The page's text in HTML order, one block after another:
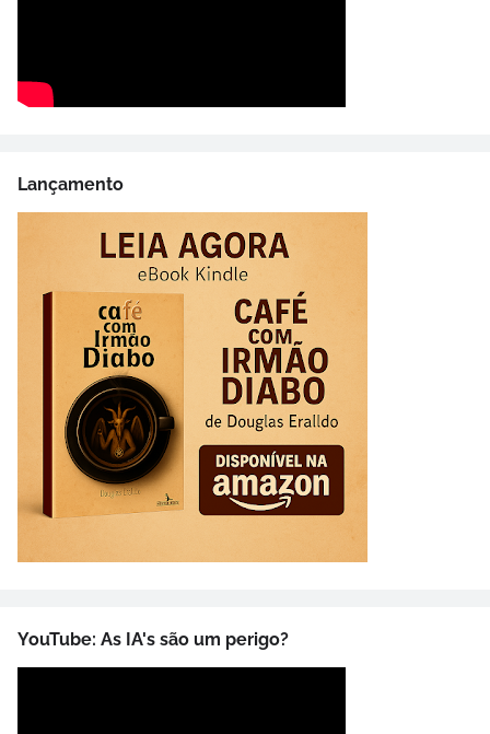
Lançamento
YouTube: As IA's são um perigo?